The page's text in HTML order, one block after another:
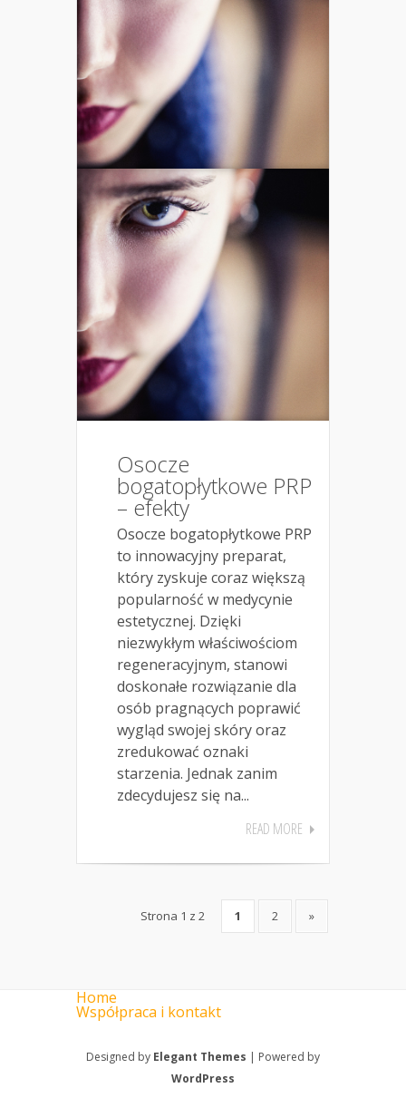
Osocze
bogatopłytkowe PRP
– efekty
Osocze bogatopłytkowe PRP
to innowacyjny preparat,
który zyskuje coraz większą
popularność w medycynie
estetycznej. Dzięki
niezwykłym właściwościom
regeneracyjnym, stanowi
doskonałe rozwiązanie dla
osób pragnących poprawić
wygląd swojej skóry oraz
zredukować oznaki
starzenia. Jednak zanim
zdecydujesz się na...
READ MORE
Strona 1 z 2 1 2 »
Home
Współpraca i kontakt
Designed by Elegant Themes | Powered by
WordPress